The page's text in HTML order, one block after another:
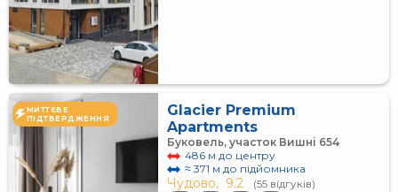
МИТТЄВЕ
ПІДТВЕРДЖЕННЯ
Glacier Premium
Apartments
Буковель, участок Вишні 654
486 м до центру
≈ 371 м до підйомника
Чудово, 9.2 (55 відгуків)